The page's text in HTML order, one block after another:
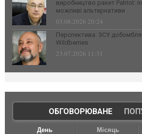
виробництво ракет Patriot:
можливі альтернативи
03.08.2026 20:24
Перспектива: ЗСУ
Wildberries
23.07.2026 11:31
ОБГОВОРЮВАНЕ|
День Місяць